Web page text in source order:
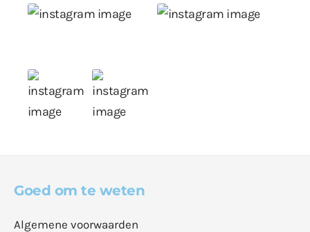
Goed om te weten
Algemene voorwaarden